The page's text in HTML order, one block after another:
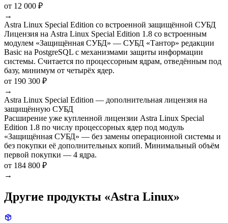
от 12 000 ₽
→
Astra Linux Special Edition со встроенной защищённой СУБД
Лицензия на Astra Linux Special Edition 1.8 со встроенным
модулем «Защищённая СУБД» — СУБД «Тантор» редакции
Basic на PostgreSQL с механизмами защиты информации
системы. Считается по процессорным ядрам, отведённым под
базу, минимум от четырёх ядер.
от 190 300 ₽
→
Astra Linux Special Edition — дополнительная лицензия на
защищённую СУБД
Расширение уже купленной лицензии Astra Linux Special
Edition 1.8 по числу процессорных ядер под модуль
«Защищённая СУБД» — без замены операционной системы и
без покупки её дополнительных копий. Минимальный объём
первой покупки — 4 ядра.
от 184 800 ₽
→
Другие продукты «Astra Linux»